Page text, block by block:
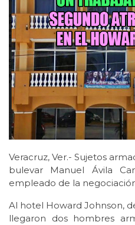
Veracruz, Ver.- Sujetos
bulevar Manuel Ávila
empleado de la
Al hotel Howard Johnson,
llegaron dos hombres